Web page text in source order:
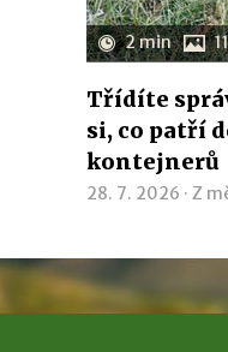
2 min 11
Třídíte
si, co patří
kontejnerů
28. 7. 2026 · Z